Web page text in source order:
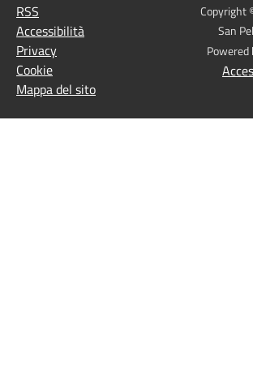
RSS
Accessibilità
Privacy
Cookie
Mappa del sito
Copyright
San
Powered